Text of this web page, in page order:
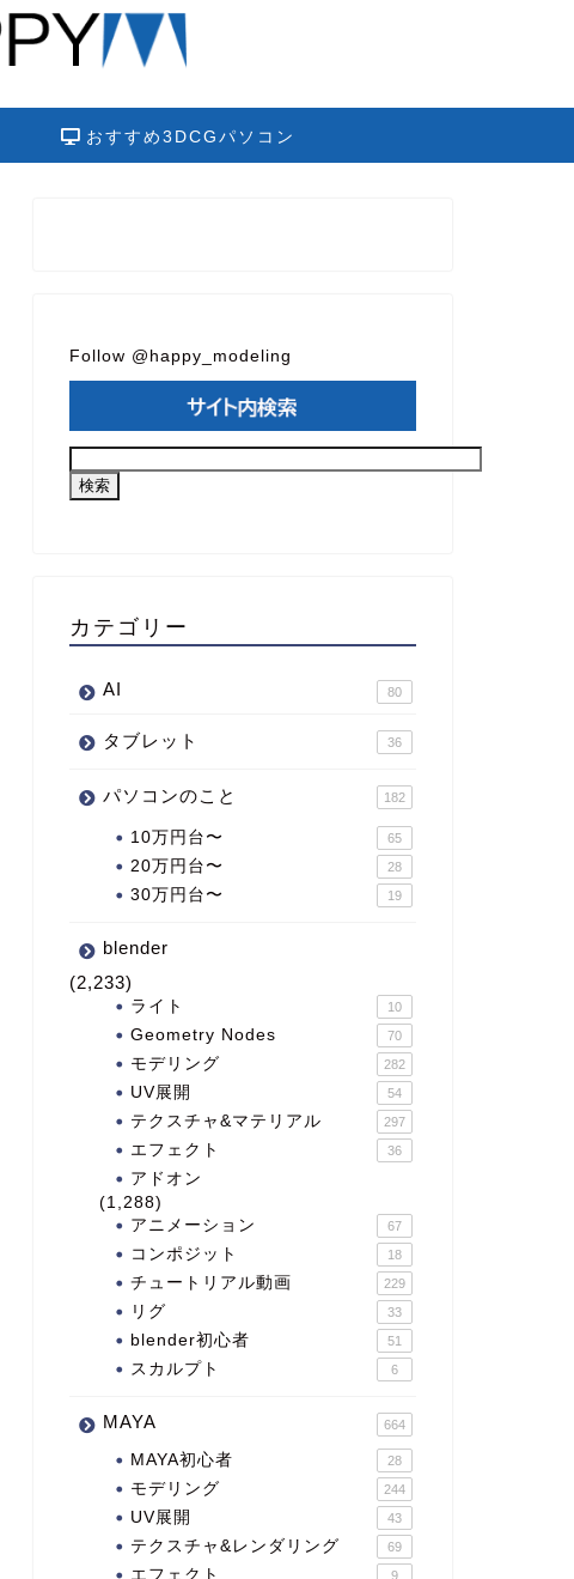
おすすめ3DCGパソコン
Follow @happy_modeling
カテゴリー
AI 80
タブレット 36
パソコンのこと 182
10万円台〜 65
20万円台〜 28
30万円台〜 19
blender
(2,233)
ライト 10
Geometry Nodes 70
モデリング 282
UV展開 54
テクスチャ&マテリアル 297
エフェクト 36
アドオン
(1,288)
アニメーション
67
コンポジット 18
チュートリアル動画 229
リグ 33
blender初心者 51
スカルプト 6
MAYA 664
MAYA初心者 28
モデリング 244
UV展開 43
テクスチャ&レンダリング 69
エフェクト 9